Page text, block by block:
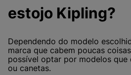
estojo Kipling?
Dependendo do modelo
marca que cabem poucas
possível optar por modelos que
ou canetas.